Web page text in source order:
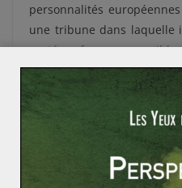
personnalités
une tribune dans laquelle
protéger face aux
de ce scrutin à haut risque.
européenne pour la
informations) a organisé
préparer à la gestion
élections européennes
coopération européenne